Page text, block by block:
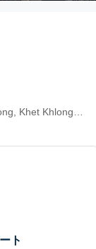
Nakhon 10110, Thailand
ト